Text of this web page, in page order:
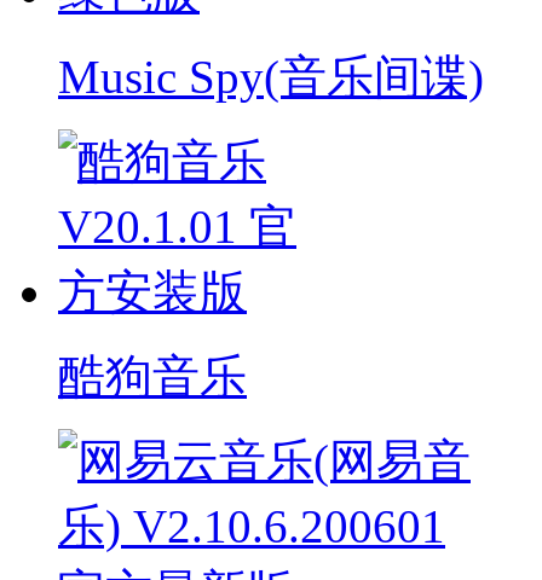
Music Spy(音乐间谍)
酷狗音乐